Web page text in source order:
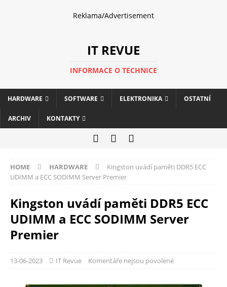
Reklama/Advertisement
IT REVUE
INFORMACE O TECHNICE
HARDWARE SOFTWARE ELEKTRONIKA OSTATNÍ
ARCHIV KONTAKTY
HOME HARDWARE
Kingston uvádí paměti DDR5 ECC
UDIMM a ECC SODIMM Server Premier
Kingston uvádí paměti DDR5 ECC
UDIMM a ECC SODIMM Server
Premier
13-06-2023 IT Revue Komentáře nejsou povolené